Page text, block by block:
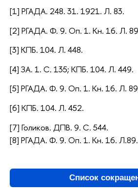
[1] РГАДА. 248. 31. 1921. Л. 83.
[2] РГАДА. Ф. 9. Оп. 1. Кн. 16. Л.
[3] КПБ. 104. Л. 448.
[4] ЗА. 1. С. 135; КПБ. 104. Л. 449.
[5] РГАДА. Ф. 9. Оп. 1. Кн. 16. Л.
[6] КПБ. 104. Л. 452.
[7] Голиков. ДПВ. 9. С. 544.
[8] РГАДА. Ф. 9. Оп. 1. Кн. 16. Л.89.
Список